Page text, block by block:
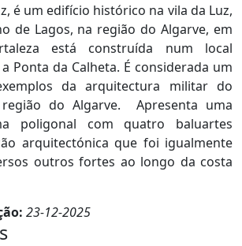
é um edifício histórico na vila da Luz,
de Lagos, na região do Algarve, em
está construída num local
Ponta da Calheta. É considerada um
da arquitectura militar do
do Algarve. Apresenta uma
poligonal com quatro baluartes
arquitectónica que foi igualmente
outros fortes ao longo da costa
23-12-2025